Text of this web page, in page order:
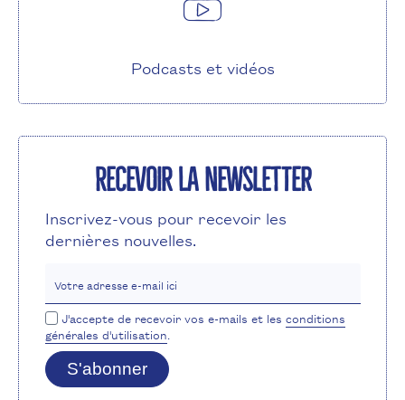
Podcasts et vidéos
Recevoir la newsletter
Inscrivez-vous pour recevoir les
dernières nouvelles.
Votre adresse e-mail ici
J'accepte de recevoir vos e-mails et les conditions
générales d'utilisation
S'abonner